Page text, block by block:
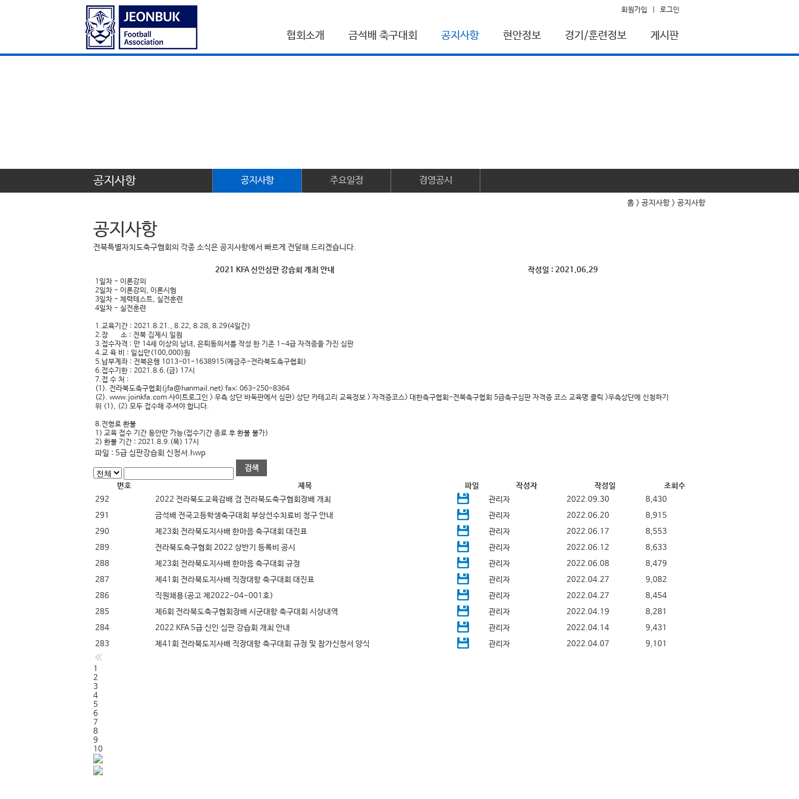
회원가입 로그인
협회소개 금석배 축구대회 공지사항 현안정보 경기/훈련정보 게시판
공지사항 공지사항 주요일정 경영공시
홈 > 공지사항 > 공지사항
공지사항
전북특별자치도축구협회의 각종 소식은 공지사항에서 빠르게 전달해 드리겠습니다.
2021 KFA 신인심판 강습회 개최 안내 작성일 : 2021.06.29
1일차 - 이론강의
2일차 - 이론강의, 이론시험
3일차 - 체력테스트, 실전훈련
4일차 - 실전훈련
1.교육기간 : 2021.8.21., 8.22, 8.28, 8.29(4일간)
2.장 소 : 전북 김제시 일원
3.접수자격 : 만 14세 이상의 남녀, 은퇴동의서를 작성 한 기존 1~4급 자격증을 가진 심판
4.교 육 비 : 일십만(100,000)원
5.납부계좌 : 전북은행 1013-01-1638915(예금주-전라북도축구협회)
6.접수기한 : 2021.8.6.(금) 17시
7.접 수 처 :
(1). 전라북도축구협회(jfa@hanmail.net) fax: 063-250-8364
(2). www.joinkfa.com 사이트로그인 > 우측 상단 바둑판에서 심판> 상단 카테고리 교육정보 > 자격증코스> 대한축구협회-전북축구협회 5급축구심판 자격증 코스 교육명 클릭 >우측상단에 신청하기
위 (1), (2) 모두 접수해 주셔야 합니다.
8.전형료 환불
1) 교육 접수 기간 동안만 가능(접수기간 종료 후 환불 불가)
2) 환불 기간 : 2021.8.9.(목) 17시
파일 : 5급 심판강습회 신청서.hwp
번호 제목 파일 작성자 작성일
조회수
292
2022 전라북도교육감배 겸 전라북도축구협회장배 개최 관리자 2022.09.30
8,430
291
금석배 전국고등학생축구대회 부상선수치료비 청구 안내 관리자 2022.06.20
8,915
290
제23회 전라북도지사배 한마음 축구대회 대진표 관리자 2022.06.17
8,553
289
전라북도축구협회 2022 상반기 등록비 공시 관리자 2022.06.12
8,633
288
제23회 전라북도지사배 한마음 축구대회 규정 관리자 2022.06.08
8,479
287
제41회 전라북도지사배 직장대항 축구대회 대진표 관리자 2022.04.27
9,082
286
직원채용(공고 제2022-04-001호) 관리자 2022.04.27
8,454
285
제6회 전라북도축구협회장배 시군대항 축구대회 시상내역 관리자 2022.04.19
8,281
284
2022 KFA 5급 신인 심판 강습회 개최 안내 관리자 2022.04.14
9,431
283
제41회 전라북도지사배 직장대항 축구대회 규정 및 참가신청서 양식 관리자 2022.04.07 9,101
1
2
3
4
5
6
7
8
9
10